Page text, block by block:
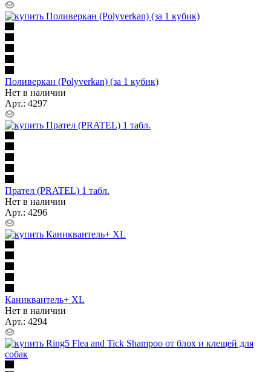
Поливеркан (Polyverkan) (за 1 кубик)
Нет в наличии
Арт.: 4297
Прател (PRATEL) 1 табл.
Нет в наличии
Арт.: 4296
Каниквантель+ XL
Нет в наличии
Арт.: 4294